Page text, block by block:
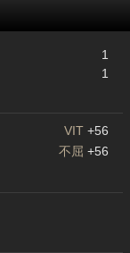
1
1
VIT +56
不屈 +56